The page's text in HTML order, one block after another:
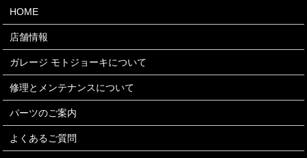
HOME
店舗情報
ガレージ モトジョーキについて
修理とメンテナンスについて
パーツのご案内
よくあるご質問